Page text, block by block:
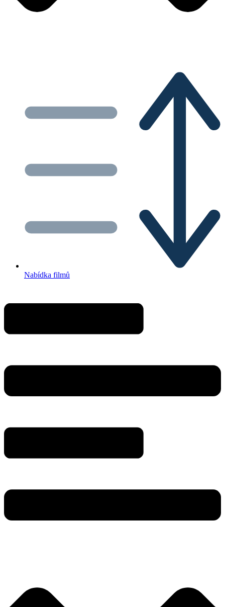
Nabídka filmů